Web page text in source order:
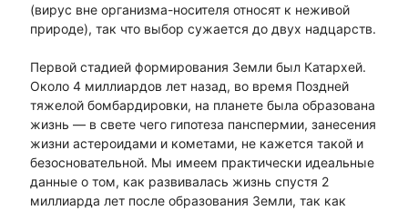
(вирус вне организма-носителя относят к неживой
природе), так что выбор сужается до двух надцарств.
Первой стадией формирования Земли был Катархей.
Около 4 миллиардов лет назад, во время Поздней
тяжелой бомбардировки, на планете была образована
жизнь — в свете чего гипотеза панспермии, занесения
жизни астероидами и кометами, не кажется такой и
безосновательной. Мы имеем практически идеальные
данные о том, как развивалась жизнь спустя 2
миллиарда лет после образования Земли, так как